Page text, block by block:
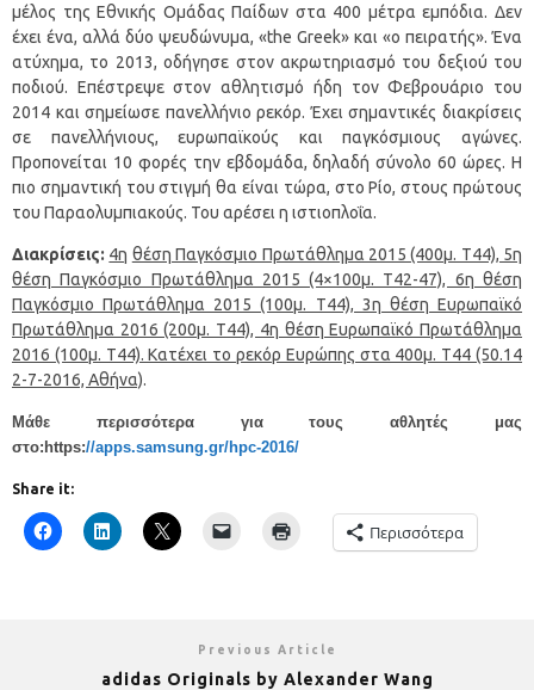
μέλος της Εθνικής Ομάδας Παίδων στα 400 μέτρα εμπόδια. Δεν
έχει ένα, αλλά δύο ψευδώνυμα, «the Greek» και «ο πειρατής». Ένα
ατύχημα, το 2013, οδήγησε στον ακρωτηριασμό του δεξιού του
ποδιού. Επέστρεψε στον αθλητισμό ήδη τον Φεβρουάριο του
2014 και σημείωσε πανελλήνιο ρεκόρ. Έχει σημαντικές διακρίσεις
σε πανελλήνιους, ευρωπαϊκούς και παγκόσμιους αγώνες.
Προπονείται 10 φορές την εβδομάδα, δηλαδή σύνολο 60 ώρες. Η
πιο σημαντική του στιγμή θα είναι τώρα, στο Ρίο, στους πρώτους
του Παραολυμπιακούς. Του αρέσει η ιστιοπλοΐα.
Διακρίσεις: 4η θέση Παγκόσμιο Πρωτάθλημα 2015 (400μ. Τ44), 5η
θέση Παγκόσμιο Πρωτάθλημα 2015 (4×100μ. Τ42-47), 6η θέση
Παγκόσμιο Πρωτάθλημα 2015 (100μ. Τ44), 3η θέση Ευρωπαϊκό
Πρωτάθλημα 2016 (200μ. Τ44), 4η θέση Ευρωπαϊκό Πρωτάθλημα
2016 (100μ. Τ44). Κατέχει το ρεκόρ Ευρώπης στα 400μ. Τ44 (50.14
2-7-2016, Αθήνα).
Μάθε περισσότερα για τους αθλητές μας
στο:https://apps.samsung.gr/hpc-2016/
Share it:
Περισσότερα
Previous Article
adidas Originals by Alexander Wang